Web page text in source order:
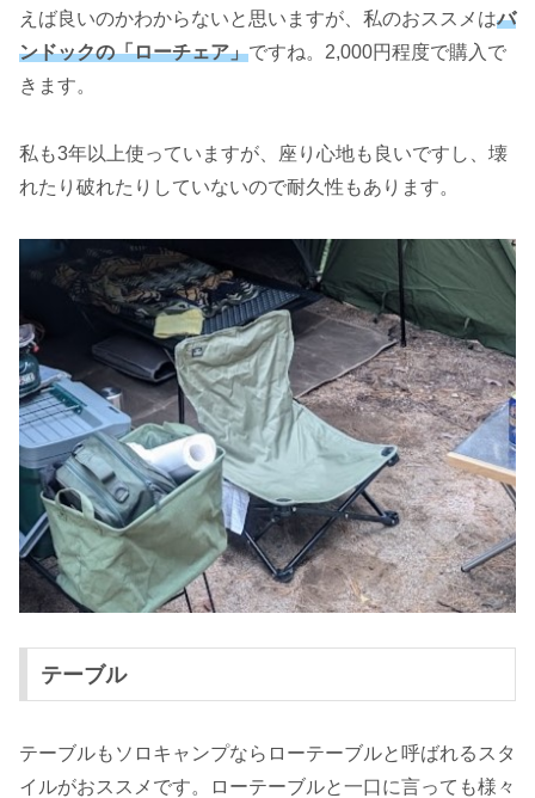
えば良いのかわからないと思いますが、私のおススメはバ
ンドックの「ローチェア」ですね。2,000円程度で購入で
きます。
私も3年以上使っていますが、座り心地も良いですし、壊
れたり破れたりしていないので耐久性もあります。
テーブル
テーブルもソロキャンプならローテーブルと呼ばれるスタ
イルがおススメです。ローテーブルと一口に言っても様々